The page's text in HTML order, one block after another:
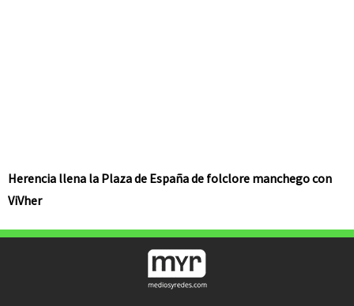
Herencia llena la Plaza de España de folclore manchego con
ViVher